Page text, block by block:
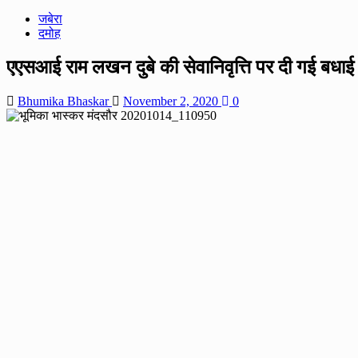
जबेरा
दमोह
एएसआई राम लखन दुबे की सेवानिवृत्ति पर दी गई
Bhumika Bhaskar November 2, 2020 0